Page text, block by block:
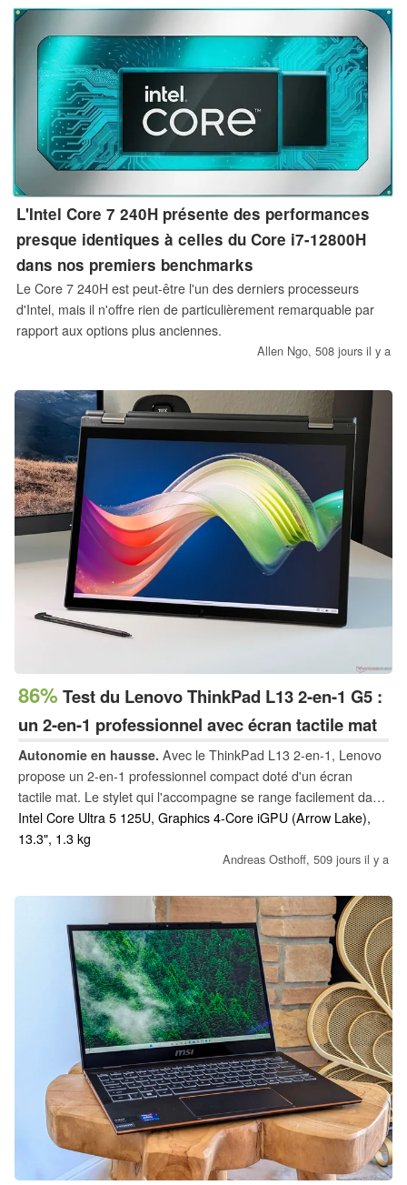
L'Intel Core 7 240H présente des performances
presque identiques à celles du Core i7-12800H
dans nos premiers benchmarks
Le Core 7 240H est peut-être l'un des derniers processeurs
d'Intel, mais il n'offre rien de particulièrement remarquable par
rapport aux options plus anciennes.
Allen Ngo, 508 jours il y a
86% Test du Lenovo ThinkPad L13 2-en-1 G5 :
un 2-en-1 professionnel avec écran tactile mat
Autonomie en hausse. Avec le ThinkPad L13 2-en-1, Lenovo
propose un 2-en-1 professionnel compact doté d'un écran
tactile mat. Le stylet qui l'accompagne se range facilement dans
l'étui.
Intel Core Ultra 5 125U, Graphics 4-Core iGPU (Arrow Lake),
13.3", 1.3 kg
Andreas Osthoff, 509 jours il y a